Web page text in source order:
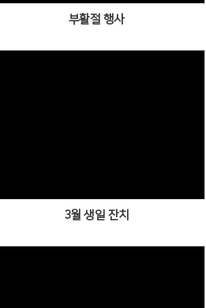
부활절 행사
3월 생일 잔치